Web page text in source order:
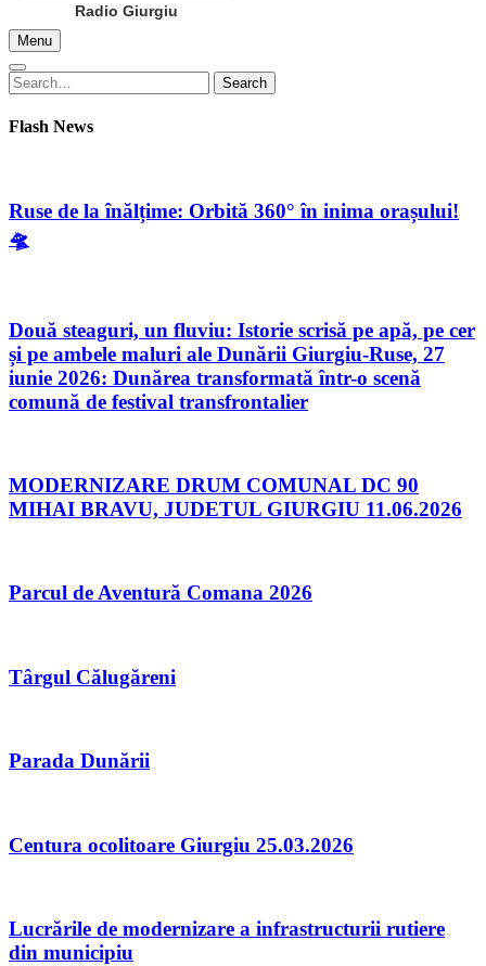
Radio Giurgiu
Menu
Search
for:
Search
Flash News
Ruse de la înălțime: Orbită 360° în inima orașului!
🛸
Două steaguri, un fluviu: Istorie scrisă pe apă, pe cer
și pe ambele maluri ale Dunării Giurgiu-Ruse, 27
iunie 2026: Dunărea transformată într-o scenă
comună de festival transfrontalier
MODERNIZARE DRUM COMUNAL DC 90
MIHAI BRAVU, JUDETUL GIURGIU 11.06.2026
Parcul de Aventură Comana 2026
Târgul Călugăreni
Parada Dunării
Centura ocolitoare Giurgiu 25.03.2026
Lucrările de modernizare a infrastructurii rutiere
din municipiu